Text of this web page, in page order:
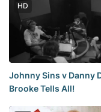
HD
Johnny Sins v Danny
Brooke Tells All!